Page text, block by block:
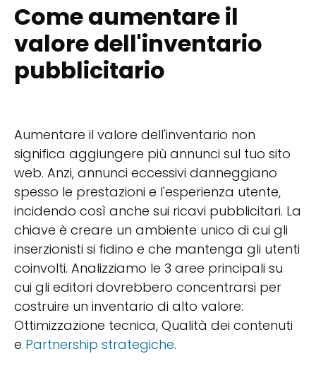
Come aumentare il
valore dell'inventario
pubblicitario
Aumentare il valore dell'inventario non
significa aggiungere più annunci sul tuo sito
web. Anzi, annunci eccessivi danneggiano
spesso le prestazioni e l'esperienza utente,
incidendo così anche sui ricavi pubblicitari. La
chiave è creare un ambiente unico di cui gli
inserzionisti si fidino e che mantenga gli utenti
coinvolti. Analizziamo le 3 aree principali su
cui gli editori dovrebbero concentrarsi per
costruire un inventario di alto valore:
Ottimizzazione tecnica, Qualità dei contenuti
e Partnership strategiche.